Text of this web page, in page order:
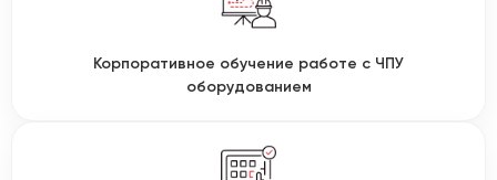
Корпоративное обучение работе с ЧПУ
оборудованием